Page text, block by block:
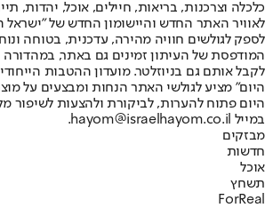
לאוויר האתר החדש והיישומון החדש של
לספק לגולשים חוויה מהירה, עדכנית, בטוחה
המודפסת של העיתון זמינים גם באתר, במהדורה
לקבל אותם גם בניוזלטר. מועדון ההטבות
היום" מציע לגולשי האתר הנחות ומבצעים על
היום פתוח להערות, לביקורת ולהצעות לשיפור
במייל hayom@israelhayom.co.il.
מבזקים
חדשות
אוכל
תשחץ
ForReal